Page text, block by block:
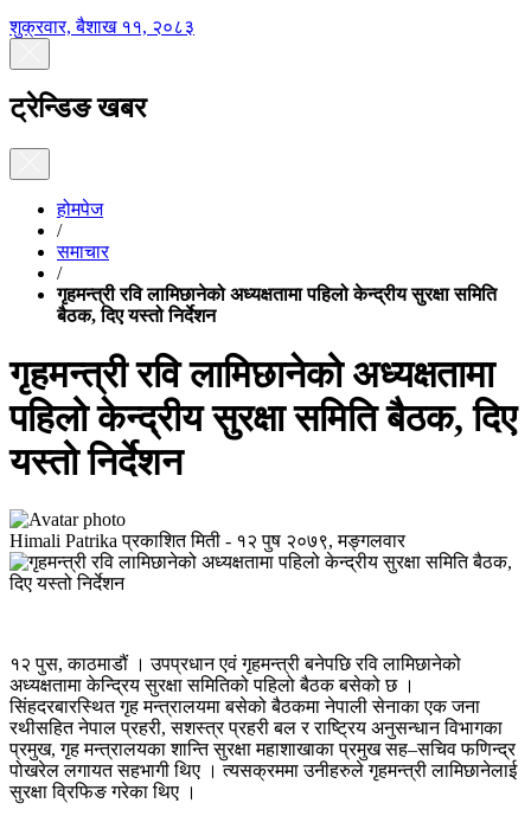
शुक्रवार, बैशाख ११, २०८३
ट्रेन्डिङ खबर
होमपेज
/
समाचार
/
गृहमन्त्री रवि लामिछानेको अध्यक्षतामा पहिलो केन्द्रीय सुरक्षा समिति
बैठक, दिए यस्तो निर्देशन
गृहमन्त्री रवि लामिछानेको अध्यक्षतामा
पहिलो केन्द्रीय सुरक्षा समिति बैठक, दिए
यस्तो निर्देशन
Himali Patrika प्रकाशित मिती - १२ पुष २०७९, मङ्गलवार
१२ पुस, काठमाडौं । उपप्रधान एवं गृहमन्त्री बनेपछि रवि लामिछानेको
अध्यक्षतामा केन्द्रिय सुरक्षा समितिको पहिलो बैठक बसेको छ ।
सिंहदरबारस्थित गृह मन्त्रालयमा बसेको बैठकमा नेपाली सेनाका एक जना
रथीसहित नेपाल प्रहरी, सशस्त्र प्रहरी बल र राष्ट्रिय अनुसन्धान विभागका
प्रमुख, गृह मन्त्रालयका शान्ति सुरक्षा महाशाखाका प्रमुख सह–सचिव फणिन्द्र
पोखरेल लगायत सहभागी थिए । त्यसक्रममा उनीहरुले गृहमन्त्री लामिछानेलाई
सुरक्षा व्रिफिङ गरेका थिए ।